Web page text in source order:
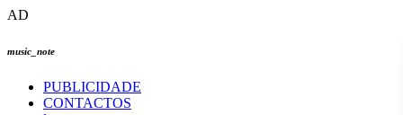
AD
music_note
PUBLICIDADE
CONTACTOS